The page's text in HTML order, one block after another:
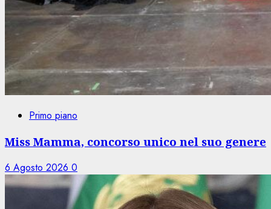
Primo piano
Miss Mamma, concorso unico nel suo genere
6 Agosto 2026 0